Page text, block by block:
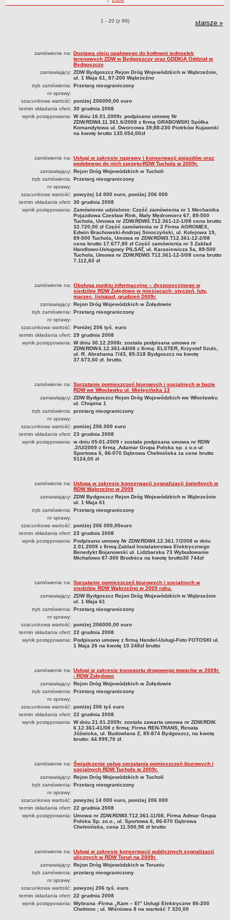
Statut
Schemat organizacyjny
Inspektor Ochrony Danych
Zgłoszenia zewnętrzne
PRACA W ZDW
Ogłoszenia o pracę
Wyniki naborów
Uzgodnienie lokalizacji / przebudowy zjazdu
Uzgodnienie lokalizacji urządzeń infrastruktury technicznej
Zezwolenie na umieszczenie urządzeń infrastruktury technicznej
Zezwolenie na prowadzenie robót
Zezwolenie na umieszczenie obiektu handlowego lub usługowego /
innych obiektów, reklam
Awaria urządzeń infrastruktury technicznej w pasie drogowym
Zezwolenie na przejazd pojazdów nienormatywnych
Zgłoszenie szkody
Zgoda na korzystanie z przystanków
Zezwolenie na prawach wyłączności
Udostępnienie kanału technologicznego
Oświadczenie o zrzeczeniu się prawa do odwołania
DOSTĘP DO INFORMACJI PUBLICZNYCH
SPRAWOZDANIA FINANSOWE
za 2022
za 2023
za 2024
za 2025
PLATFORMA ZAKUPOWA / E-ZAMÓWIENIA / PLATFORMA ZAKUPOWA
ZDW.N4.361.55.2023
ZDW.N4.361.63.2023
ZDW.N4.361.66.2023
ZDW.N4.361.68.2023
ZDW.N4.361.72.2023
ZDW.N4.363.08.2023
ZDW.N4.363.09.2023
O1.N4.361.03.2023
PLAN ZAMÓWIEŃ PUBLICZNYCH NA ROK 2019
PLAN ZAMÓWIEŃ PUBLICZNYCH - POWYŻEJ 130 TYS. NETTO
2022
2023
2024
ZAPYTANIA OFERTOWE
2024
2025
OGŁOSZENIA O ZAMIARZE ZAWARCIA UMOWY / ZAWARCIU UMOWY
roku
Zamówienia publiczne o pozycjach
1 - 20 (z 99) starsze »
zamówienie na: Dostawa oleju opałowego do kotłowni jednostek
terenowych ZDW w Bydgoszczy oraz GDDKiA Oddział w
Bydgoszczy
zamawiający: ZDW Bydgoszcz Rejon Dróg Wojewódzkich w Wąbrzeźnie,
ul. 1 Maja 61, 87-200 Wąbrzeźno
tryb zamówienia: Przetarg nieograniczony
nr sprawy:
szacunkowa wartość: poniżej 206000,00 euro
termin składania ofert: 30 grudnia 2008
wynik postępowania: W dniu 16.01.2009r. podpisano umowę Nr
ZDW.RDW4.11.361.6/2008 z firmą GRABOWSKI Spółka
Komandytowa ul. Dworcowa 39;88-230 Piotrków Kujawski
na kwotę brutto 135.054,00zł
zamówienie na: Usługi w zakresie naprawy i konserwacji pojazdów oraz
podobnego do nich sprzętu-RDW Tuchola w 2009r.
zamawiający: Rejon Dróg Wojewódzkich w Tucholi
tryb zamówienia: Przetarg nieograniczony
nr sprawy:
szacunkowa wartość: powyżej 14 000 euro, poniżej 206 000
termin składania ofert: 30 grudnia 2008
wynik postępowania: Zamówienie udzielono: Część zamówienia nr 1 Mechanika
Pojazdowa Czesław Rink, Mały Mędromierz 67, 89-500
Tuchola, Umowa nr ZDW.RDW3.T12.361-12-1/08 cena brutto
32.720,00 zł Część zamówienia nr 2 Firma AGROMEX,
Edwin Brachowski-Andrzej Smoczyński, ul. Kolejowa 19,
89-500 Tuchola, Umowa nr ZDW.RDW3.T12.361-12-2/08
cena brutto 17.677,80 zł Część zamówienia nr 3 Zakład
Handlowo-Usługowy PILSAT, ul. Karasiewicza 5a, 89-500
Tuchola, Umowa nr ZDW.RDW3.T12.361-12-3/08 cena brutto
7.112,60 zł
zamówienie na: Obsługa punktu informacyjno – dyspozycyjnego w
siedzibie RDW Żołędowo w miesiącach: styczeń, luty,
marzec, listopad, grudzień 2009r.
zamawiający: Rejon Dróg Wojewódzkich w Żołędowie
tryb zamówienia: Przetarg nieograniczony
nr sprawy:
szacunkowa wartość: Poniżej 206 tyś. euro
termin składania ofert: 29 grudnia 2008
wynik postępowania: W dniu 30.12.2008r. została podpisana umowa nr
ZDW.RDW.6.12.361-44/08 z firmą: ELSTER, Krzystof Szulc,
ul. R. Abrahama 7/43, 85-318 Bydgoszcz na kwotę
37.673,60 zł. brutto.
zamówienie na: Sprzatanie pomieszczeń biurowych i socjalnych w bazie
RDW we Włocławku ul. Mielęcińska 13
zamawiający: ZDW Bydgoszcz Rejon Dróg Wojewódzkich we Włocławku
ul. Chopina 1
tryb zamówienia: przetarg nieograniczony
nr sprawy:
szacunkowa wartość: poniżej 206.000 euro
termin składania ofert: 23 grudnia 2008
wynik postępowania: w dniu 05-01-2009 r została podpisana umowa nr RDW
.2/U/2009 z firmą ,Adamar Grupa Polska sp. z o.o ul
Sportowa 6, 86-070 Dąbrowa Chełmińska za cene brutto
5124,00 zł
zamówienie na: Usługa w zakresie konserwacji sygnalizacji świetlnych w
RDW Wąbrzeźno w 2009
zamawiający: ZDW Bydgoszcz Rejon Dróg Wojewódzkich w Wąbrzeźnie
ul. 1 Maja 61
tryb zamówienia: Przetarg nieograniczony
nr sprawy:
szacunkowa wartość: poniżej 206 000,00euro
termin składania ofert: 23 grudnia 2008
wynik postępowania: Podpisano umowę Nr ZDW.RDW4.12.361.7/2008 w dniu
2.01.2009 z firmą:Zakład Instalatorstwa Elektrycznego
Benedykt Bojanowski ul. Lidzbarska 73 Wybudowanie
Michałowo 87-300 Brodnica na kwotę brutto30 744zł
zamówienie na: Sprzątanie pomieszczeń biurowych i socjalnych w
siedzibie RDW Wąbrzeźno w 2009 roku.
zamawiający: ZDW Bydgoszcz Rejon Dróg Wojewódzkich w Wąbrzeźnie
ul. 1 Maja 61
tryb zamówienia: Przetarg nieograniczony
nr sprawy:
szacunkowa wartość: poniżej 206000,00 euro
termin składania ofert: 22 grudnia 2008
wynik postępowania: Podpisano umowę z firmą Handel-Usługi-Foto FOTOSKI ul.
1 Maja 26 na kwotę 10 248zł brutto
zamówienie na: Usługi w zakresie transportu drogowego towarów w 2009r.
- RDW Żołędowo
zamawiający: Rejon Dróg Wojewódzkich w Żołędowie
tryb zamówienia: Przetarg nieograniczony
nr sprawy:
szacunkowa wartość: poniżej 206 tyś euro
termin składania ofert: 22 grudnia 2008
wynik postępowania: W dniu 21.01.2009r. została zawarta umowa nr ZDW.RDW.
6.12.361-41/08 z firmą: Firma REN-TRANS, Renata
Jóźwicka, ul. Budowlana 2, 85-874 Bydgoszcz, na kwotę
brutto: 44.999,70 zł.
zamówienie na: Świadczenie usług sprzątania pomieszczeń biurowych i
socjalnych RDW Tuchols w 2009r.
zamawiający: Rejon Dróg Wojewódzkich w Tucholi
tryb zamówienia: Przetarg nieograniczony
nr sprawy:
szacunkowa wartość: powyżej 14 000 euro, poniżej 206 000
termin składania ofert: 22 grudnia 2008
wynik postępowania: Umowa nr ZDW.RDW3.T12.361-11/08, Firma Admar Grupa
Polska Sp. zo.o., ul. Sportowa 6, 86-070 Dąbrowa
Chełmińska, cena 11.550,96 zł brutto
zamówienie na: Usługi w zakresie konserwacji publicznych sygnalizacji
ulicznych w RDW Toruń na 2009r.
zamawiający: Rejon Dróg Wojewódzkich w Toruniu
tryb zamówienia: przetarg nieograniczony
nr sprawy:
szacunkowa wartość: powyzej 206 tyś. euro
termin składania ofert: 22 grudnia 2008
wynik postępowania: Wybrana -Firma „Kam – El” Usługi Elektryczne 86-200
Chełmno ; ul. Wiśniowa 8 na wartość 7 320,00